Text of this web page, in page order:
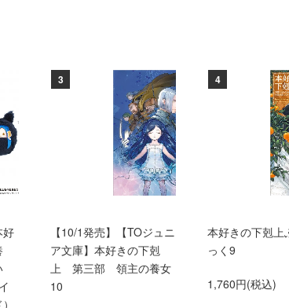
好
3
【10/1発売】【TOジュニ
ア文庫】本好きの下剋
上 第三部 領主の養女
10
4
本好きの下剋上
っく9
1,760円(税込)